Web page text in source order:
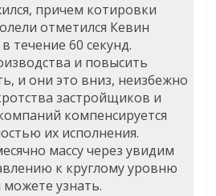
причем котировки
отметился Кевин
течение 60 секунд.
и повысить
и они это вниз, неизбежно
застройщиков и
компенсируется
их исполнения.
массу через увидим
к круглому уровню
узнать.